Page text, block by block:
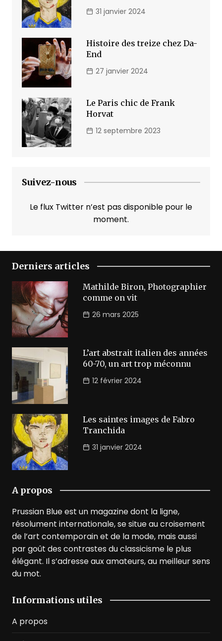
31 janvier 2024
Histoire des treize chez Da-
End
27 janvier 2024
Le Paris chic de Frank
Horvat
12 septembre 2023
Suivez-nous
Le flux Twitter n’est pas disponible pour le
moment.
Derniers articles
Mathilde Biron, Photographier
comme on vit
26 mars 2025
L’art abstrait italien des années
60-70, un art trop méconnu
12 février 2024
Les saintes images de Fabro
Tranchida
31 janvier 2024
A propos
Prussian Blue est un magazine dont la ligne,
résolument internationale, se situe au croisement
de l’art contemporain et de la mode, mais aussi
par goût des contrastes du classicisme le plus
élégant. Il s’adresse aux amateurs, au meilleur sens
du mot.
Informations utiles
A propos